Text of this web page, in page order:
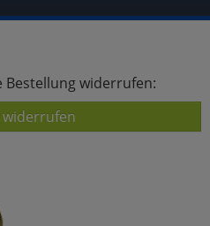
Bestellung widerrufen: